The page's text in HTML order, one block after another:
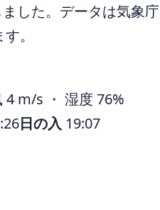
した。データは気象
。
4 m/s ・ 湿度 76%
日の入 19:07